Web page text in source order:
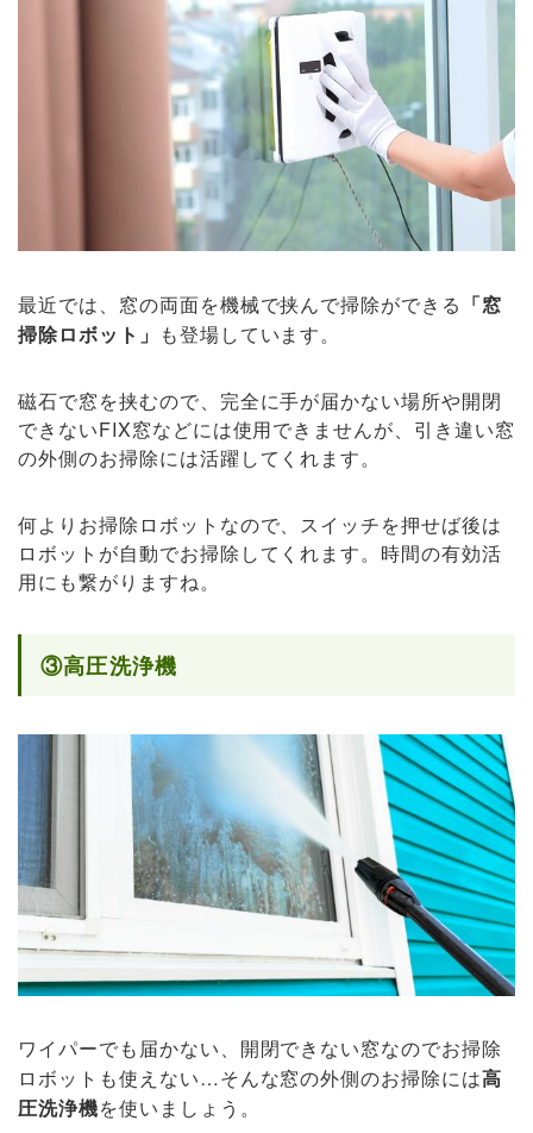
最近では、窓の両面を機械で挟んで掃除ができる 「窓
掃除ロボット」 も登場しています。
磁石で窓を挟むので、完全に手が届かない場所や開閉
できないFIX窓などには使用できませんが、引き違い窓
の外側のお掃除には活躍してくれます。
何よりお掃除ロボットなので、スイッチを押せば後は
ロボットが自動でお掃除してくれます。時間の有効活
用にも繋がりますね。
③高圧洗浄機
ワイパーでも届かない、開閉できない窓なのでお掃除
ロボットも使えない…そんな窓の外側のお掃除には高
圧洗浄機を使いましょう。